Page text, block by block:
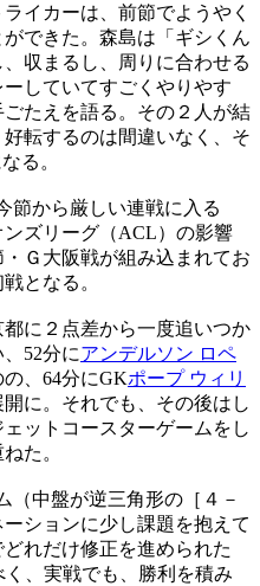
イカーは、前節でようやく
できた。森島は「ギシくん
収まるし、周りに合わせる
していてすごくやりやす
たえを語る。その２人が結
転するのは間違いなく、そ
る。
節から厳しい連戦に入る
ズリーグ（ACL）の影響
Ｇ大阪戦が組み込まれてお
となる。
に２点差から一度追いつか
52分にアンデルソン ロペ
、64分にGKポープ ウィリ
に。それでも、その後はし
ットコースターゲームをし
た。
（中盤が逆三角形の［４－
ションに少し課題を抱えて
れだけ修正を進められた
、実戦でも、勝利を積み